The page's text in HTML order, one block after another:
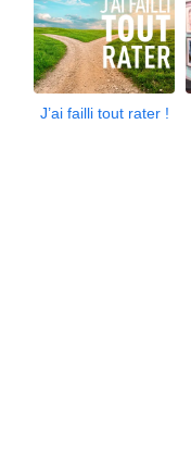
J’ai failli tout rater !